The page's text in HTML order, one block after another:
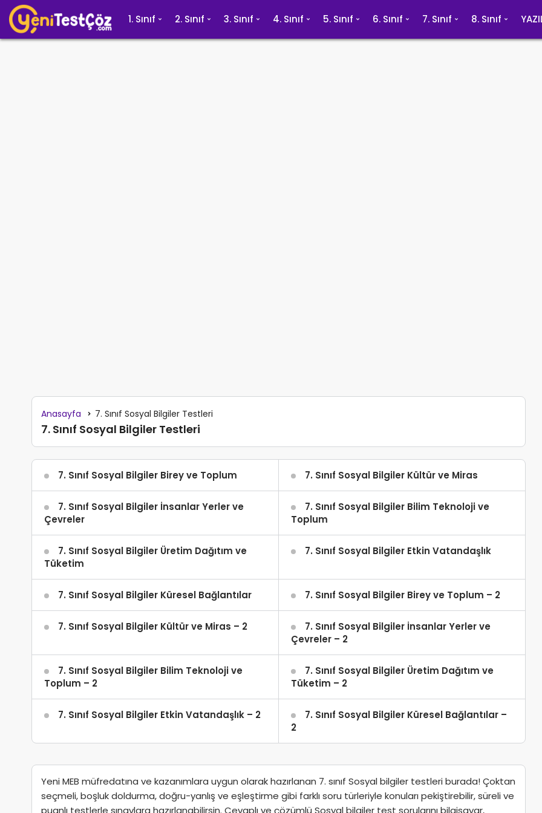
1. Sınıf 2. Sınıf 3. Sınıf 4. Sınıf 5. Sınıf 6. Sınıf 7. Sınıf 8. Sınıf
Anasayfa 7. Sınıf Sosyal Bilgiler Testleri
7. Sınıf Sosyal Bilgiler Testleri
7. Sınıf Sosyal Bilgiler Birey ve Toplum 7. Sınıf Sosyal Bilgiler Kültür ve Miras
7. Sınıf Sosyal Bilgiler İnsanlar Yerler ve
Çevreler
7. Sınıf Sosyal Bilgiler Bilim Teknoloji ve
Toplum
7. Sınıf Sosyal Bilgiler Üretim Dağıtım ve
Tüketim
7. Sınıf Sosyal Bilgiler Etkin Vatandaşlık
7. Sınıf Sosyal Bilgiler Küresel Bağlantılar 7. Sınıf Sosyal Bilgiler Birey ve Toplum – 2
7. Sınıf Sosyal Bilgiler Kültür ve Miras – 2
7. Sınıf Sosyal Bilgiler İnsanlar Yerler ve
Çevreler – 2
7. Sınıf Sosyal Bilgiler Bilim Teknoloji ve
Toplum – 2
7. Sınıf Sosyal Bilgiler Üretim Dağıtım ve
Tüketim – 2
7. Sınıf Sosyal Bilgiler Etkin Vatandaşlık – 2
7. Sınıf Sosyal Bilgiler Küresel Bağlantılar –
2
Yeni MEB müfredatına ve kazanımlara uygun olarak hazırlanan 7. sınıf Sosyal bilgiler testleri burada! Çoktan
seçmeli, boşluk doldurma, doğru-yanlış ve eşleştirme gibi farklı soru türleriyle konuları pekiştirebilir, süreli ve
puanlı testlerle sınavlara hazırlanabilirsin. Cevaplı ve çözümlü Sosyal bilgiler test sorularını bilgisayar,